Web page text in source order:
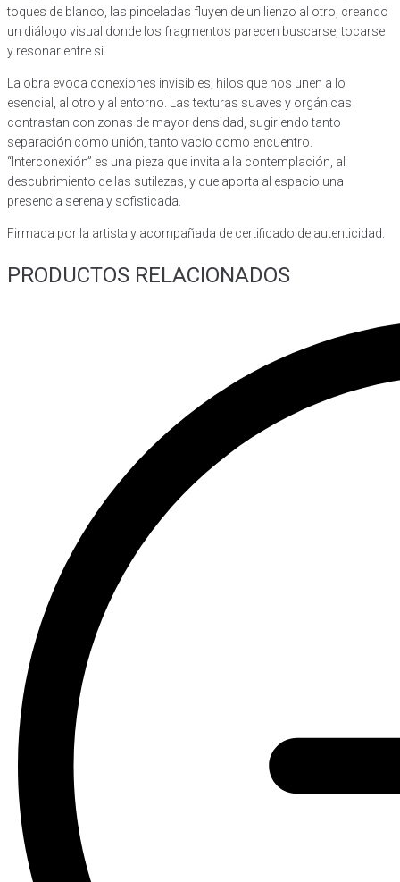
toques de blanco, las pinceladas fluyen de un lienzo al otro, creando
un diálogo visual donde los fragmentos parecen buscarse, tocarse
y resonar entre sí.
La obra evoca conexiones invisibles, hilos que nos unen a lo
esencial, al otro y al entorno. Las texturas suaves y orgánicas
contrastan con zonas de mayor densidad, sugiriendo tanto
separación como unión, tanto vacío como encuentro.
“Interconexión” es una pieza que invita a la contemplación, al
descubrimiento de las sutilezas, y que aporta al espacio una
presencia serena y sofisticada.
Firmada por la artista y acompañada de certificado de autenticidad.
PRODUCTOS RELACIONADOS